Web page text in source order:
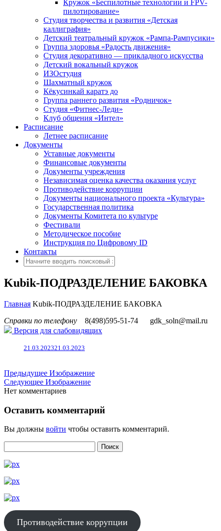
Кружок «Беспилотные технологии и FPV-
пилотирование»
Студия творчества и развития «Детская
каллиграфия»
Детский театральный кружок «Рампа-Рампусики»
Группа здоровья «Радость движения»
Студия декоративно — прикладного искусства
Детский вокальный кружок
ИЗОстудия
Шахматный кружок
Кёкусинкай каратэ до
Группа раннего развития «Родничок»
Cтудия «Фитнес-Леди»
Клуб общения «Интел»
Расписание
Летнее расписание
Документы
Уставные документы
Финансовые документы
Документы учреждения
Независимая оценка качества оказания услуг
Противодействие коррупции
Документы национального проекта «Культура»
Государственная политика
Документы Комитета по культуре
Фестивали
Методическое пособие
Инструкция по Цифровому ID
Контакты
Kubik-ПОДРАЗДЕЛЕНИЕ БАКОВКА
Главная Kubik-ПОДРАЗДЕЛЕНИЕ БАКОВКА
Справки по телефону
8(498)595-51-74
gdk_soln@mail.ru
Версия для слабовидящих
21.03.202321.03.2023
Предыдущее Изображение
Следующее Изображение
Нет комментариев
Оставить комментарий
Вы должны войти чтобы оставить комментарий.
Противодействие коррупции